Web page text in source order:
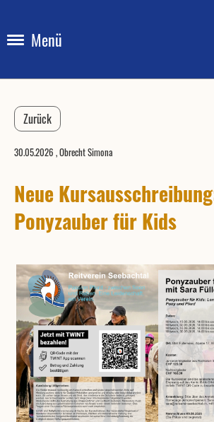
Menü
Zurück
30.05.2026 , Obrecht Simona
Neue
Ponyzauber für Kids